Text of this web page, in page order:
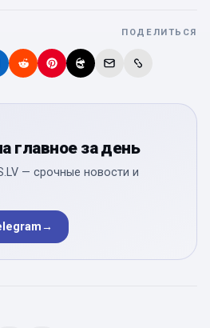
ПОДЕЛИТЬСЯ
главное за день
— срочные новости и
→